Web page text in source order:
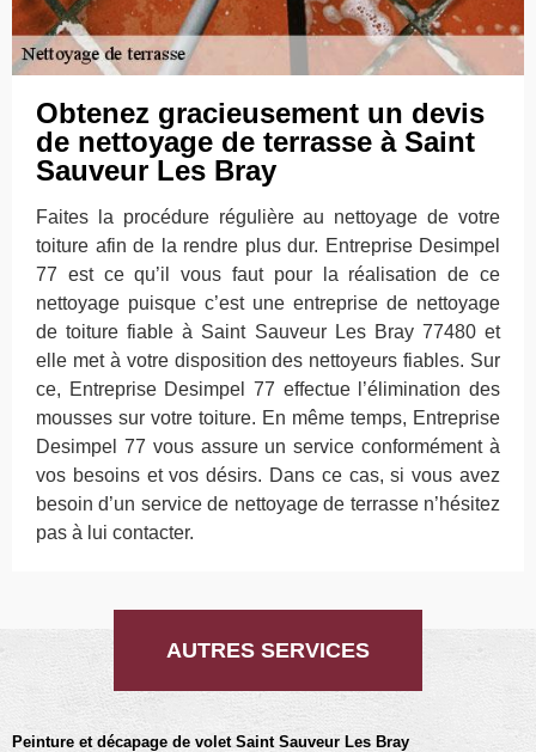
Obtenez gracieusement un devis
de nettoyage de terrasse à Saint
Sauveur Les Bray
Faites la procédure régulière au nettoyage de votre
toiture afin de la rendre plus dur. Entreprise Desimpel
77 est ce qu’il vous faut pour la réalisation de ce
nettoyage puisque c’est une entreprise de nettoyage
de toiture fiable à Saint Sauveur Les Bray 77480 et
elle met à votre disposition des nettoyeurs fiables. Sur
ce, Entreprise Desimpel 77 effectue l’élimination des
mousses sur votre toiture. En même temps, Entreprise
Desimpel 77 vous assure un service conformément à
vos besoins et vos désirs. Dans ce cas, si vous avez
besoin d’un service de nettoyage de terrasse n’hésitez
pas à lui contacter.
AUTRES SERVICES
Peinture et décapage de volet Saint Sauveur Les Bray